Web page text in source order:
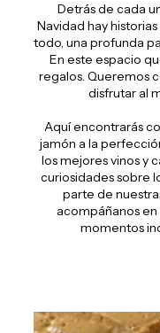
Detrás de cada
Navidad hay
todo, una profunda
En este espacio
regalos. Queremos
disfrutar al
Aquí encontrarás
jamón a la
los mejores vinos y
curiosidades sobre
parte de
acompáñanos
momentos